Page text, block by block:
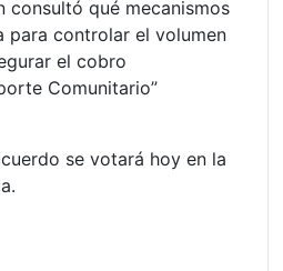
consultó qué mecanismos
para controlar el volumen
el cobro
Comunitario”
se votará hoy en la